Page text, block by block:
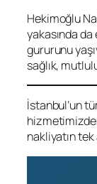
Hekimoğlu
yakasında
gururunu
sağlık,
İstanbul’un
nakliyatın